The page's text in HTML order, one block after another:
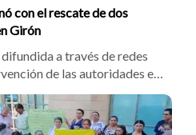
con el rescate de dos
Girón
a través de redes
de las autoridades en
Poblado, en Girón, donde
un gato que, al parecer,
por sus cuidadores.